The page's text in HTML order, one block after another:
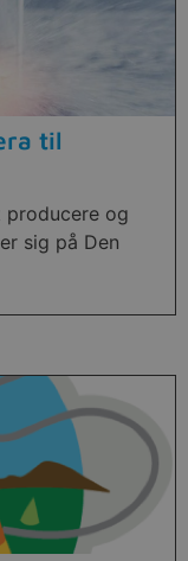
til
og
sig på Den